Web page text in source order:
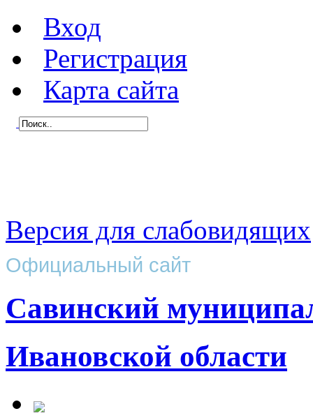
Вход
Регистрация
Карта сайта
Версия для слабовидящих
Официальный сайт
Савинский
Ивановской области